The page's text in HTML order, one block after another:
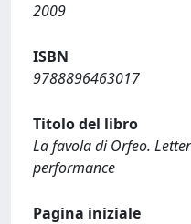
2009
ISBN
9788896463017
Titolo del libro
La favola di Orfeo.
performance
Pagina iniziale